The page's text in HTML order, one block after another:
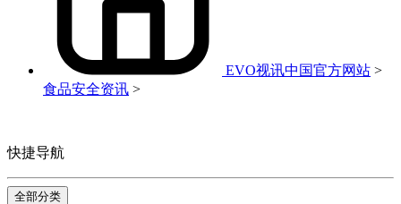
EVO视讯中国官方网站 >
食品安全资讯 >
快捷导航
全部分类